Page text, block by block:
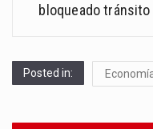
bloqueado tránsito
Posted in: